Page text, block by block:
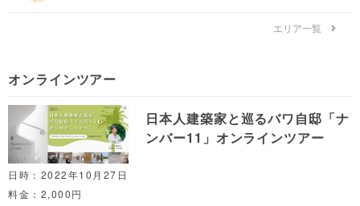
エリア一覧
オンラインツアー
日本人建築家と巡るバワ自邸「ナ
ンバー11」オンラインツアー
日時：2022年10月27日
料金：2,000円